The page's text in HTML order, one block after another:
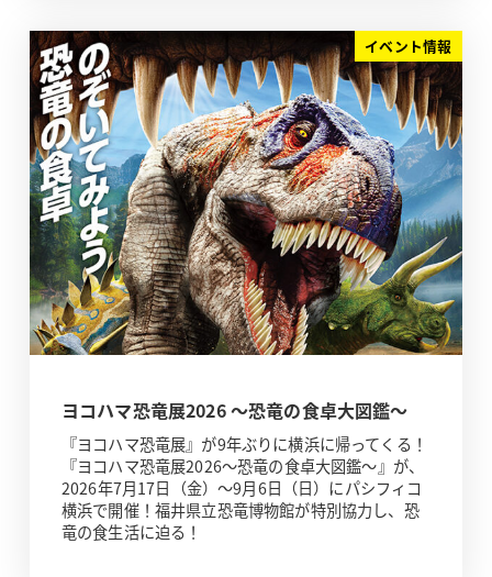
イベント情報
ヨコハマ恐竜展2026 ～恐竜の食卓大図鑑～
『ヨコハマ恐竜展』が9年ぶりに横浜に帰ってくる！
『ヨコハマ恐竜展2026～恐竜の食卓大図鑑～』が、
2026年7月17日（金）～9月6日（日）にパシフィコ
横浜で開催！福井県立恐竜博物館が特別協力し、恐
竜の食生活に迫る！